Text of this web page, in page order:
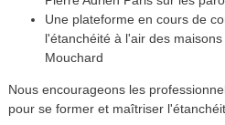
Une plateforme en cours de
l'étanchéité à l'air des
Mouchard
Nous encourageons les
pour se former et maîtriser